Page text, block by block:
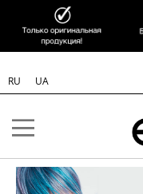
Skip to
RU UA